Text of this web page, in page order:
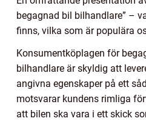
begagnad bil bilhandlare” –
finns, vilka som är populära
Konsumentköplagen för
bilhandlare är skyldig att
angivna egenskaper på ett
motsvarar kundens rimliga
att bilen ska vara i ett skick